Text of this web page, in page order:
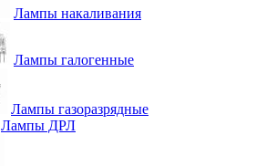
Лампы накаливания
Лампы галогенные
Лампы газоразрядные
Лампы ДРЛ